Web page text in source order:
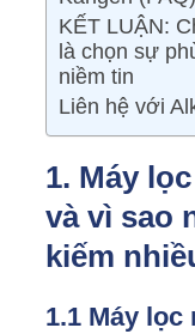
KẾT LUẬN:
là chọn sự
niềm tin
Liên hệ với
1. Máy
và vì sao
kiếm
1.1 Máy